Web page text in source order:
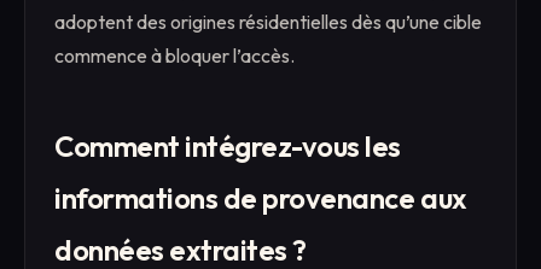
adoptent des origines résidentielles dès qu’une cible
commence à bloquer l’accès.
Comment intégrez-vous les
informations de provenance aux
données extraites ?